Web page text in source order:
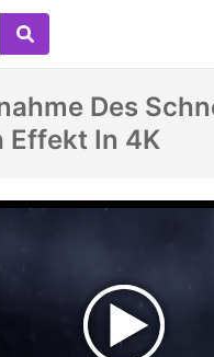
Des
Effekt In 4K